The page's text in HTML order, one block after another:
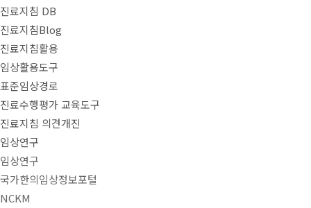
진료지침 DB
진료지침Blog
진료지침활용
임상활용도구
표준임상경로
진료수행평가 교육도구
진료지침 의견개진
임상연구
임상연구
국가한의임상정보포털
NCKM